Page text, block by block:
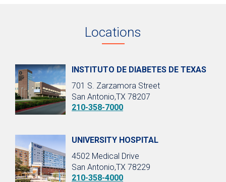
Locations
INSTITUTO DE DIABETES DE TEXAS
701 S. Zarzamora Street
San Antonio,TX 78207
210-358-7000
UNIVERSITY HOSPITAL
4502 Medical Drive
San Antonio,TX 78229
210-358-4000